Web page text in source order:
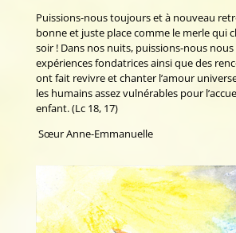
Puissions-nous toujours et à nouveau
bonne et juste place comme le merle qui
soir ! Dans nos nuits, puissions-nous
expériences fondatrices ainsi que des
ont fait revivre et chanter l’amour
les humains assez vulnérables pour
enfant. (Lc 18, 17)
Sœur Anne-Emmanuelle